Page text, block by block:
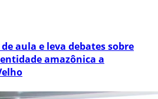
aula e leva debates sobre
amazônica a